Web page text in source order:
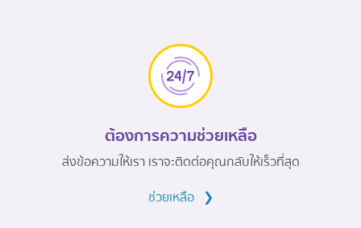
ต้องการความช่วยเหลือ
ส่งข้อความให้เรา เราจะติดต่อคุณกลับให้เร็วที่สุด
ช่วยเหลือ ❯